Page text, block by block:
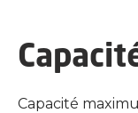
Capacité